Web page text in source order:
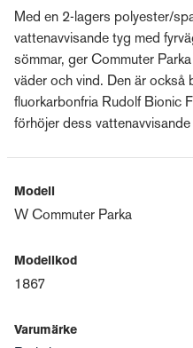
Med en 2-lagers polyester/
vattenavvisande tyg med
sömmar, ger Commuter
väder och vind. Den är också
fluorkarbonfria Rudolf Bionic
förhöjer dess vattenavvisande
Modell
W Commuter Parka
Modellkod
1867
Varumärke